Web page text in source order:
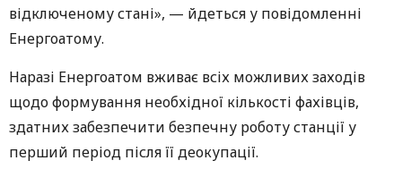
відключеному стані», — йдеться у повідомленні
Енергоатому.
Наразі Енергоатом вживає всіх можливих заходів
щодо формування необхідної кількості фахівців,
здатних забезпечити безпечну роботу станції у
перший період після її деокупації.